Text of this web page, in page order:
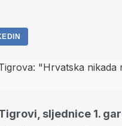
sljednice 1.